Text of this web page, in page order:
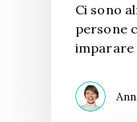
Ci sono
persone
imparare